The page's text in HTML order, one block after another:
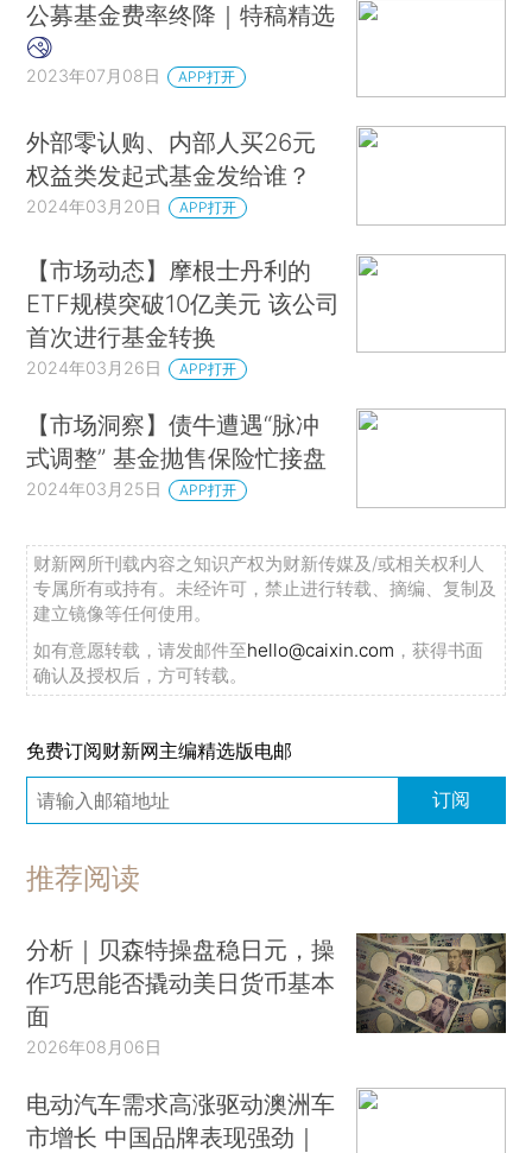
公募基金费率终降｜特稿精选
2023年07月08日 APP打开
外部零认购、内部人买26元
权益类发起式基金发给谁？
2024年03月20日 APP打开
【市场动态】摩根士丹利的
ETF规模突破10亿美元 该公司
首次进行基金转换
2024年03月26日 APP打开
【市场洞察】债牛遭遇“脉冲
式调整” 基金抛售保险忙接盘
2024年03月25日 APP打开
财新网所刊载内容之知识产权为财新传媒及/或相关权利人
专属所有或持有。未经许可，禁止进行转载、摘编、复制及
建立镜像等任何使用。
如有意愿转载，请发邮件至hello@caixin.com ，获得书面
确认及授权后，方可转载。
免费订阅财新网主编精选版电邮
订阅
推荐阅读
分析｜贝森特操盘稳日元，操
作巧思能否撬动美日货币基本
面
2026年08月06日
电动汽车需求高涨驱动澳洲车
市增长 中国品牌表现强劲｜